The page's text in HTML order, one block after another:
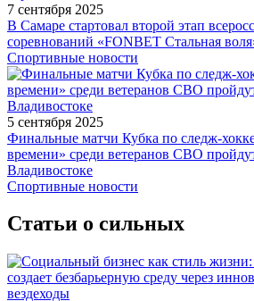
7 сентября 2025
В Самаре стартовал второй этап
соревнований «FONBET Стальная
Спортивные новости
5 сентября 2025
Финальные матчи Кубка по следж-
времени» среди ветеранов СВО
Владивостоке
Спортивные новости
Статьи о сильных